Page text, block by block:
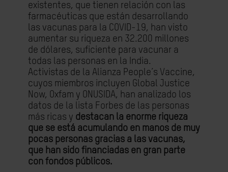
existentes, que tienen relación con las
farmacéuticas que están desarrollando
las vacunas para la COVID-19, han visto
aumentar su riqueza en 32.200 millones
de dólares, suficiente para vacunar a
todas las personas en la India.
Activistas de la Alianza People’s Vaccine,
cuyos miembros incluyen Global Justice
Now, Oxfam y ONUSIDA, han analizado los
datos de la lista Forbes de las personas
más ricas y destacan la enorme riqueza
que se está acumulando en manos de muy
pocas personas gracias a las vacunas,
que han sido financiadas en gran parte
con fondos públicos.